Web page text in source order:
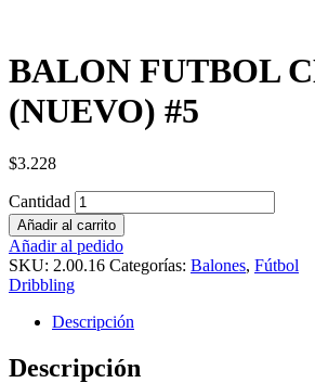
BALON FUTBOL
(NUEVO) #5
$3.228
Cantidad
Añadir al carrito
Añadir al pedido
SKU: 2.00.16 Categorías: Balones, Fútbol
Dribbling
Descripción
Descripción